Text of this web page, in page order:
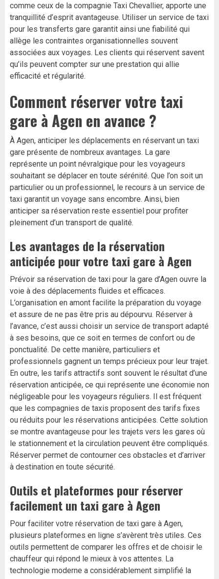
comme ceux de la compagnie Taxi Chevallier, apporte une
tranquillité d’esprit avantageuse. Utiliser un service de taxi
pour les transferts gare garantit ainsi une fiabilité qui
allège les contraintes organisationnelles souvent
associées aux voyages. Les clients qui réservent savent
qu’ils peuvent compter sur une prestation qui allie
efficacité et régularité.
Comment réserver votre taxi
gare à Agen en avance ?
À Agen, anticiper les déplacements en réservant un taxi
gare présente de nombreux avantages. La gare
représente un point névralgique pour les voyageurs
souhaitant se déplacer en toute sérénité. Que l’on soit un
particulier ou un professionnel, le recours à un service de
taxi garantit un voyage sans encombre. Ainsi, bien
anticiper sa réservation reste essentiel pour profiter
pleinement d’un transport de qualité.
Les avantages de la réservation
anticipée pour votre taxi gare à Agen
Prévoir sa réservation de taxi pour la gare d’Agen ouvre la
voie à des déplacements fluides et efficaces.
L’organisation en amont facilite la préparation du voyage
et assure de ne pas être pris au dépourvu. Réserver à
l’avance, c’est aussi choisir un service de transport adapté
à ses besoins, que ce soit en termes de confort ou de
ponctualité. De cette manière, particuliers et
professionnels gagnent un temps précieux pour leur trajet.
En outre, les tarifs attractifs sont souvent le résultat d’une
réservation anticipée, ce qui représente une économie non
négligeable pour les voyageurs réguliers. Il est fréquent
que les compagnies de taxis proposent des tarifs fixes
ou réduits pour les réservations anticipées. Cette solution
se montre avantageuse pour les trajets vers les gares où
le stationnement et la circulation peuvent être compliqués.
Réserver permet de contourner ces obstacles et d’arriver
à destination en toute sécurité.
Outils et plateformes pour réserver
facilement un taxi gare à Agen
Pour faciliter votre réservation de taxi gare à Agen,
plusieurs plateformes en ligne s’avèrent très utiles. Ces
outils permettent de comparer les offres et de choisir le
chauffeur qui répond le mieux à vos attentes. La
technologie moderne a considérablement simplifié la